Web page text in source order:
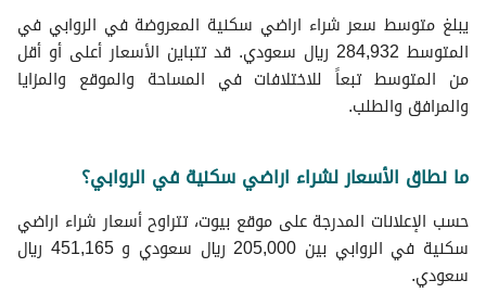
يبلغ متوسط سعر شراء اراضي سكنية المعروضة في الروابي في
المتوسط 284,932 ريال سعودي. قد تتباين الأسعار أعلى أو أقل
من المتوسط تبعاً للاختلافات في المساحة والموقع والمزايا
والمرافق والطلب.
ما نطاق الأسعار لشراء اراضي سكنية في الروابي؟
حسب الإعلانات المدرجة على موقع بيوت، تتراوح أسعار شراء اراضي
سكنية في الروابي بين 205,000 ريال سعودي و 451,165 ريال
سعودي.